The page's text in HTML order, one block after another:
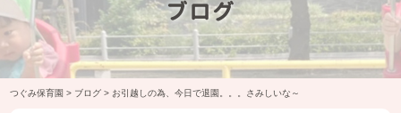
ブログ
つぐみ保育園 > ブログ > お引越しの為、今日で退園。。。さみしいな～